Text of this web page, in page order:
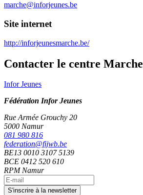
marche@inforjeunes.be
Site internet
http://inforjeunesmarche.be/
Contacter le centre Marche
Infor Jeunes
Fédération Infor Jeunes
Rue Armée Grouchy 20
5000 Namur
081 980 816
federation@fijwb.be
BE13 0010 3107 5139
BCE 0412 520 610
RPM Namur